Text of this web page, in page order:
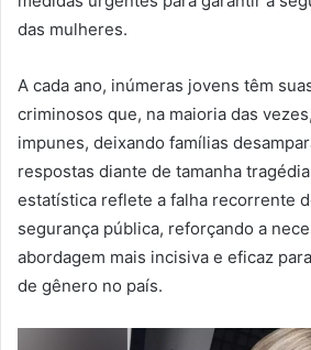
das mulheres.
A cada ano, inúmeras jovens têm
criminosos que, na maioria das
impunes, deixando famílias
respostas diante de tamanha
estatística reflete a falha recorrente
segurança pública, reforçando a
abordagem mais incisiva e eficaz
de gênero no país.